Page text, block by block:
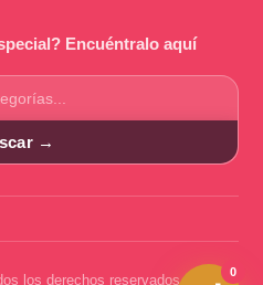
Encuéntralo aquí
→
los derechos reservados
0